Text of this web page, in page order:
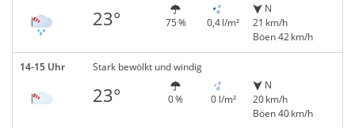
23° 75 % 0,4 l/m²
N
21 km/h
Böen 42 km/h
14-15 Uhr Stark bewölkt und windig
23° 0 % 0 l/m²
N
20 km/h
Böen 40 km/h